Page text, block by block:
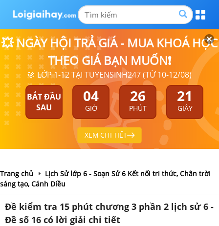
💥 NGÀY HỘI TRẢ GIÁ - MUA KHOÁ HỌC
THEO GIÁ BẠN MUỐN❗
🎯 LỚP 1-12 TẠI TUYENSINH247 (TỪ 10-12/08)
BẮT ĐẦU
SAU
04
GIỜ
26
PHÚT
20
GIÂY
XEM CHI TIẾT
Trang chủ
Lịch Sử lớp 6 - Soạn Sử 6 Kết nối tri thức, Chân trời
sáng tạo, Cánh Diều
Đề kiểm tra 15 phút chương 3 phần 2 lịch sử 6 -
Đề số 16 có lời giải chi tiết